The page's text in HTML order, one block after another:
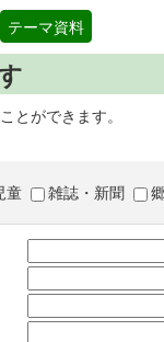
テーマ資料
とができます。
童 雑誌・新聞